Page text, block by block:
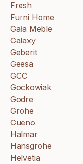
Fresh
Furni Home
Gała Meble
Galaxy
Geberit
Geesa
GOC
Gockowiak
Godre
Grohe
Gueno
Halmar
Hansgrohe
Helvetia